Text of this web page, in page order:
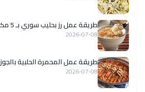
طريقة عمل رز بحليب سوري بـ 5 مكونات
2026-07-08
طريقة عمل المحمرة الحلبية بالجوز
2026-07-08